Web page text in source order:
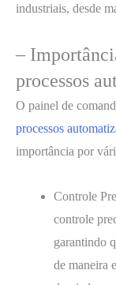
industriais, desde
–
processos
O painel de
processos
importância por
Controle
controle
garantindo
de maneira